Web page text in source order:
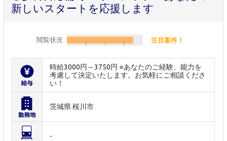
新しいスタートを応援します
閲覧状況 注目案件！
時給3000円～3750円 ※あなたのご経験、能力を
考慮して決定いたします。お気軽にご相談くださ
い！
茨城県 桜川市
-